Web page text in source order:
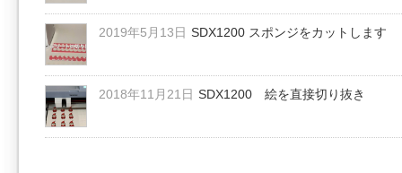
2019年5月13日 SDX1200 スポンジをカットします
2018年11月21日 SDX1200 絵を直接切り抜き